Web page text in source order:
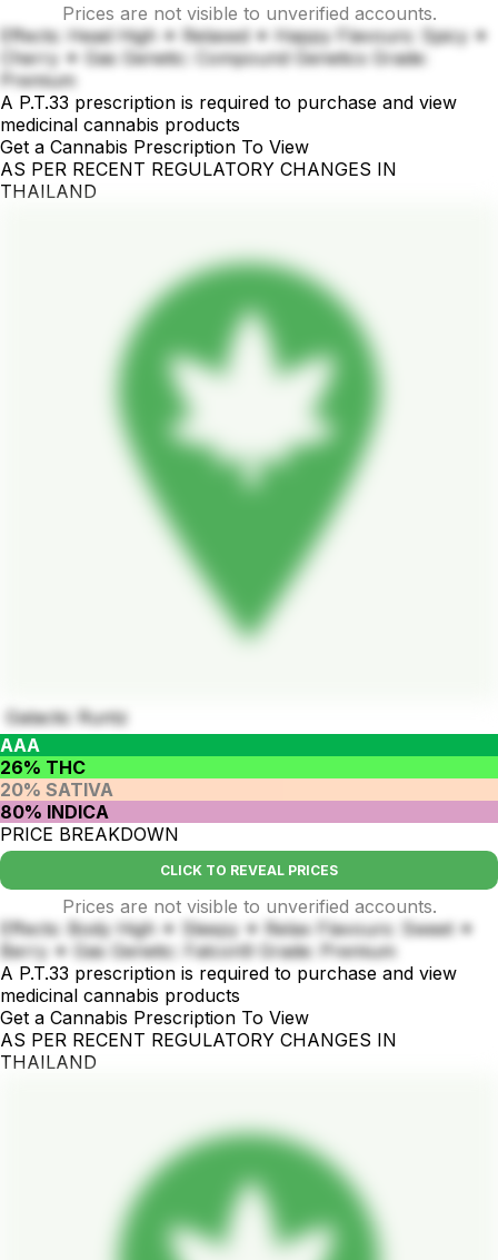
Prices are not visible to unverified accounts.
Effects: Head High ✦ Relaxed ✦ Happy Flavours: Spicy ✦
Cherry ✦ Gas Genetic: Compound Genetics Grade:
Premium
A P.T.33 prescription is required to purchase and view
medicinal cannabis products
Get a Cannabis Prescription To View
AS PER RECENT REGULATORY CHANGES IN
THAILAND
Galactic Runtz
AAA
26% THC
20% SATIVA
80% INDICA
PRICE BREAKDOWN
CLICK TO REVEAL PRICES
Prices are not visible to unverified accounts.
Effects: Body High ✦ Sleepy ✦ Relax Flavours: Sweet ✦
Berry ✦ Gas Genetic: Falcon9 Grade: Premium
A P.T.33 prescription is required to purchase and view
medicinal cannabis products
Get a Cannabis Prescription To View
AS PER RECENT REGULATORY CHANGES IN
THAILAND